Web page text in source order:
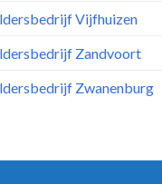
Vijfhuizen
Zandvoort
Zwanenburg